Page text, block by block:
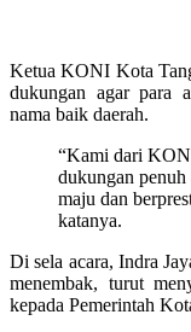
Ketua KONI Kota
dukungan agar para
nama baik daerah.
“Kami dari
dukungan penuh
maju dan
katanya.
Di sela acara, Indra
menembak, turut
kepada Pemerintah